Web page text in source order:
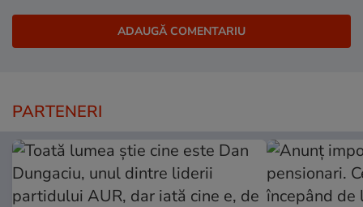
PARTENERI